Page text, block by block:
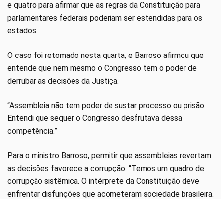
e quatro para afirmar que as regras da Constituição para
parlamentares federais poderiam ser estendidas para os
estados.
O caso foi retomado nesta quarta, e Barroso afirmou que
entende que nem mesmo o Congresso tem o poder de
derrubar as decisões da Justiça.
“Assembleia não tem poder de sustar processo ou prisão.
Entendi que sequer o Congresso desfrutava dessa
competência.”
Para o ministro Barroso, permitir que assembleias revertam
as decisões favorece a corrupção. “Temos um quadro de
corrupção sistêmica. O intérprete da Constituição deve
enfrentar disfunções que acometeram sociedade brasileira.